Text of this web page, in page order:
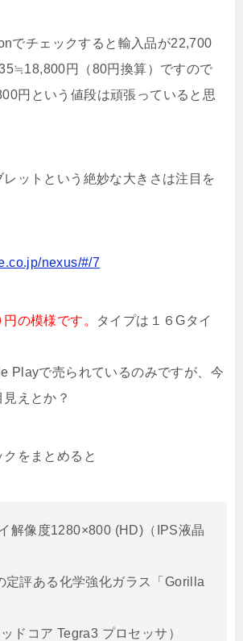
でチェックすると輸入品が22,700
円（80円換算）ですので
円という値段は頑張っていると思
レットという絶妙な大きさは注目を
nexus/#/7
の模様です。
タイプは１６Gタイ
Playで売られているのみですが、今
えとか？
をまとめると
解像度1280×800 (HD)（IPS液晶
定評ある化学強化ガラス「Gorilla
ドコア Tegra3 プロセッサ）